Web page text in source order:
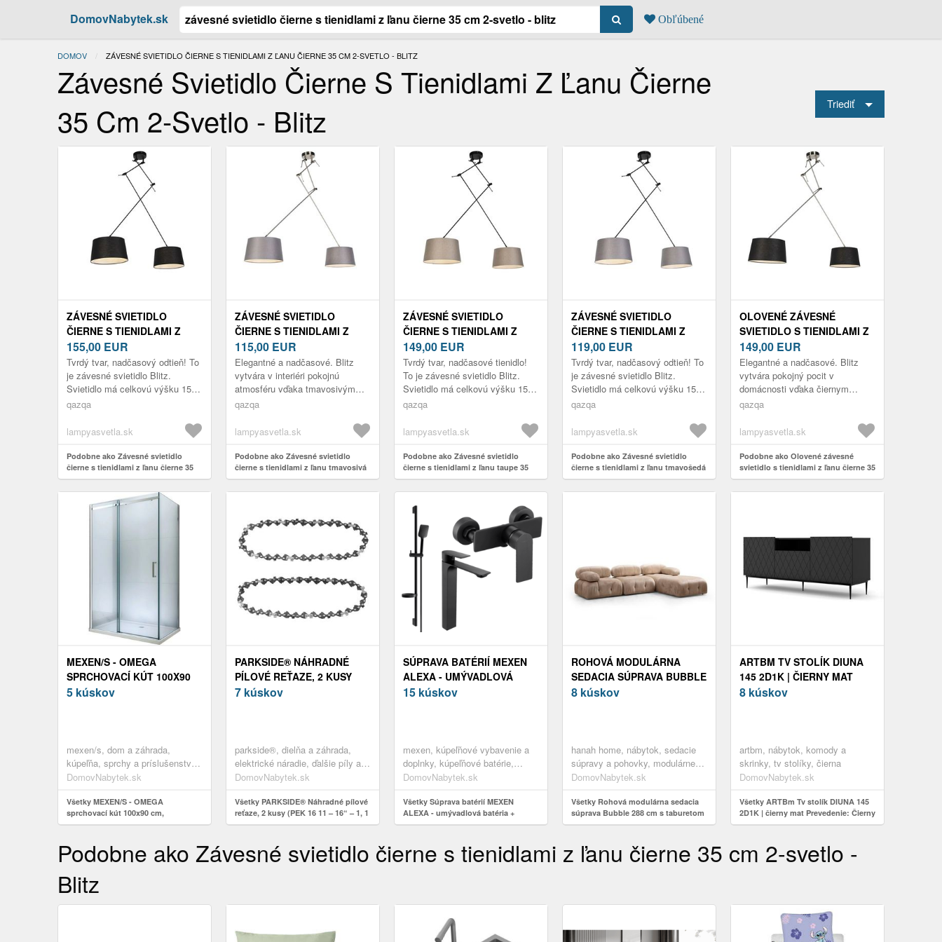
DomovNabytek.sk Obľúbené
DOMOV ACTUAL:
ZÁVESNÉ SVIETIDLO ČIERNE S TIENIDLAMI Z ĽANU ČIERNE 35 CM 2-SVETLO - BLITZ
Závesné Svietidlo Čierne S Tienidlami Z Ľanu Čierne
35 Cm 2-Svetlo - Blitz
Triediť
ZÁVESNÉ SVIETIDLO
ČIERNE S TIENIDLAMI Z
ĽANU ČIERNE 35 CM 2-
SVETLO - BLITZ
155,00 EUR
Tvrdý tvar, nadčasový odtieň! To
je závesné svietidlo Blitz.
Svietidlo má celkovú výšku 150
cm. Montážna doska na strop
qazqa
lampyasvetla.sk
Podobne ako Závesné svietidlo
čierne s tienidlami z ľanu čierne 35
cm 2-svetlo - Blitz
ZÁVESNÉ SVIETIDLO
ČIERNE S TIENIDLAMI Z
ĽANU TMAVOSIVÁ 35 CM 2-
SVETLO - BLITZ
115,00 EUR
Elegantné a nadčasové. Blitz
vytvára v interiéri pokojnú
atmosféru vďaka tmavosivým
tienidlám a oceľovému rámu.
cm. ...
qazqa
lampyasvetla.sk
Podobne ako Závesné svietidlo
čierne s tienidlami z ľanu tmavosivá
35 cm 2-svetlo - Blitz
ZÁVESNÉ SVIETIDLO
ČIERNE S TIENIDLAMI Z
ĽANU TAUPE 35 CM 2-
SVETLO - BLITZ
149,00 EUR
Tvrdý tvar, nadčasové tienidlo!
To je závesné svietidlo Blitz.
Svietidlo má celkovú výšku 150
cm. Montážna doska na strop
qazqa
lampyasvetla.sk
Podobne ako Závesné svietidlo
čierne s tienidlami z ľanu taupe 35
cm 2-svetlo - Blitz
ZÁVESNÉ SVIETIDLO
ČIERNE S TIENIDLAMI Z
ĽANU TMAVOŠEDÁ 35 CM 2-
SVETLO - BLITZ
119,00 EUR
Tvrdý tvar, nadčasový odtieň! To
je závesné svietidlo Blitz.
Svietidlo má celkovú výšku 150
cm. Montážna doska na strop
qazqa
lampyasvetla.sk
Podobne ako Závesné svietidlo
čierne s tienidlami z ľanu tmavošedá
35 cm 2-svetlo - Blitz
OLOVENÉ ZÁVESNÉ
SVIETIDLO S TIENIDLAMI Z
ĽANU ČIERNE 35 CM 2-
SVETLO - BLITZ
149,00 EUR
Elegantné a nadčasové. Blitz
vytvára pokojný pocit v
domácnosti vďaka čiernym
tienidlám a oceľovému
celkovú výšku 150 c...
qazqa
lampyasvetla.sk
Podobne ako Olovené závesné
svietidlo s tienidlami z ľanu čierne 35
cm 2-svetlo - Blitz
MEXEN/S - OMEGA
SPRCHOVACÍ KÚT 100X90
CM, TRANSPARENT, CHRÓM
5 kúskov
mexen/s, dom a záhrada,
kúpeľňa, sprchy a príslušenstvo,
sprchovacie kúty
DomovNabytek.sk
Všetky MEXEN/S - OMEGA
sprchovací kút 100x90 cm,
transparent, chróm 825-100-090-01-
PARKSIDE® NÁHRADNÉ
PÍLOVÉ REŤAZE, 2 KUSY
(PEK 16 11 – 16“ – 1, 1 MM)
7 kúskov
parkside®, dielňa a záhrada,
elektrické náradie, ďalšie píly a
príslušenstvo
DomovNabytek.sk
Všetky PARKSIDE® Náhradné pílové
reťaze, 2 kusy (PEK 16 11 – 16“ – 1, 1
mm)
SÚPRAVA BATÉRIÍ MEXEN
ALEXA - UMÝVADLOVÁ
BATÉRIA + SPRCHOVÁ
15 kúskov
mexen, kúpeľňové vybavenie a
doplnky, kúpeľňové batérie,
súpravy batérií
DomovNabytek.sk
Všetky Súprava batérií MEXEN
ALEXA - umývadlová batéria +
sprchová batéria so sprchou čierna
ROHOVÁ MODULÁRNA
SEDACIA SÚPRAVA BUBBLE
288 CM S TABURETOM -
8 kúskov
hanah home, nábytok, sedacie
súpravy a pohovky, modulárne
pohovky, zostavy modulárnych
DomovNabytek.sk
Všetky Rohová modulárna sedacia
súprava Bubble 288 cm s taburetom
- výber z 8 prevedení
ARTBM TV STOLÍK DIUNA
145 2D1K | ČIERNY MAT
PREVEDENIE: ČIERNY MAT /
8 kúskov
artbm, nábytok, komody a
skrinky, tv stolíky, čierna
DomovNabytek.sk
Všetky ARTBm Tv stolík DIUNA 145
2D1K | čierny mat Prevedenie: Čierny
mat / čierne nohy
Podobne ako Závesné svietidlo čierne s tienidlami z ľanu čierne 35 cm 2-svetlo -
Blitz